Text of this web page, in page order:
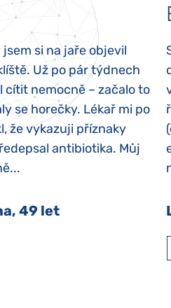
si na jaře objevil
Už po pár týdnech
cítit nemocně – začalo to
se horečky. Lékař mi po
že vykazuji příznaky
antibiotika. Můj
49 let